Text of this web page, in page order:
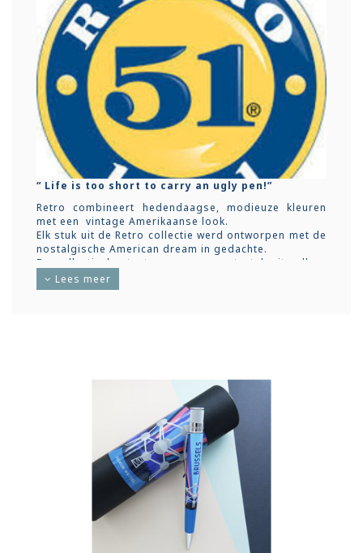
“ Life is too short to carry an ugly pen!”
Retro combineert hedendaagse, modieuze kleuren
met een vintage Amerikaanse look.
Elk stuk uit de Retro collectie werd ontworpen met de
nostalgische American dream in gedachte.
De collectie bestaat voor een groot stuk uit rollers
met een draaimechanisme die probleemloos naar
een balpen (met Easy flow vulling) kan omgevormd
Niet onbelangrijk is de mooie, retro verpakking:
zowel mooi om als cadeau te geven om in de winkel
Lees meer